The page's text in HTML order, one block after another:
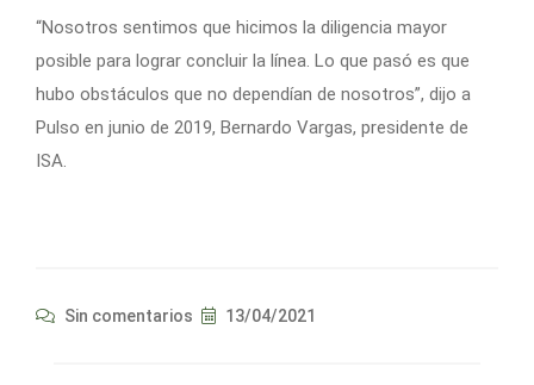
“Nosotros sentimos que hicimos la diligencia mayor
posible para lograr concluir la línea. Lo que pasó es que
hubo obstáculos que no dependían de nosotros”, dijo a
Pulso en junio de 2019, Bernardo Vargas, presidente de
ISA.
Sin comentarios 13/04/2021